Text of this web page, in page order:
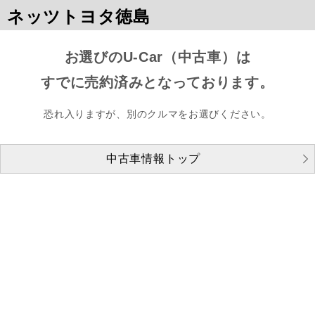
ネッツトヨタ徳島
お選びのU-Car（中古車）は
すでに売約済みとなっております。
恐れ入りますが、別のクルマをお選びください。
中古車情報トップ